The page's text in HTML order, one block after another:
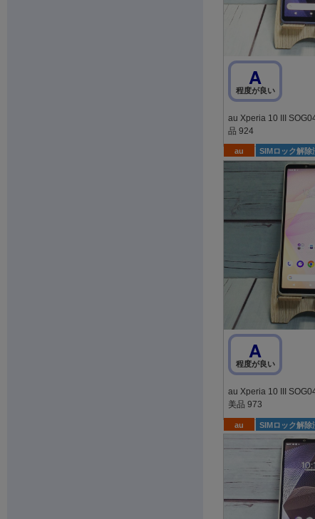
A
程度が良い
au Xperia 10 III SOG04 ブルー SONY 美
品 924
au SIMロック解除
A
程度が良い
au Xperia 10 III SOG04 ホワイト SONY
美品 973
au SIMロック解除